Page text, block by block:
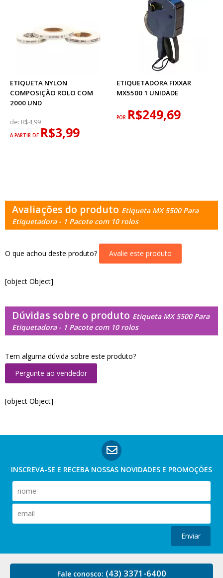
ETIQUETA NYLON
COMPOSIÇÃO ROLO COM
2000 UND
de: R$4,99
A PARTIR DE R$3,99
ETIQUETADORA FIXXAR
MX5500 1 UNIDADE
POR R$249,69
Avaliações do produto Etiqueta MX 5500 Para
Etiquetadora - 1 Pacote com 10 rolos
O que achou deste produto? Avalie este produto
[object Object]
Dúvidas sobre o produto Etiqueta MX 5500 Para
Etiquetadora - 1 Pacote com 10 rolos
Tem alguma dúvida sobre este produto?
Pergunte ao vendedor
[object Object]
INSCREVA-SE E RECEBA NOSSAS NOVIDADES E PROMOÇÕES
Enviar
Fale conosco: (43) 3371-6400